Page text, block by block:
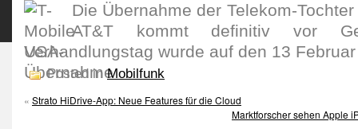
Die Übernahme der Telekom-
AT&T kommt definitiv vor
Verhandlungstag wurde auf den 13
Posted inMobilfunk
« Strato HiDrive-App: Neue Features für die Cloud
Marktforscher sehen Apple